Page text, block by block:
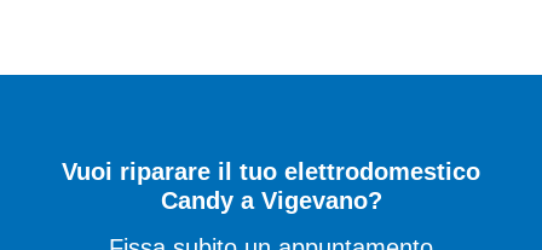
Vuoi riparare il tuo elettrodomestico
Candy a Vigevano?